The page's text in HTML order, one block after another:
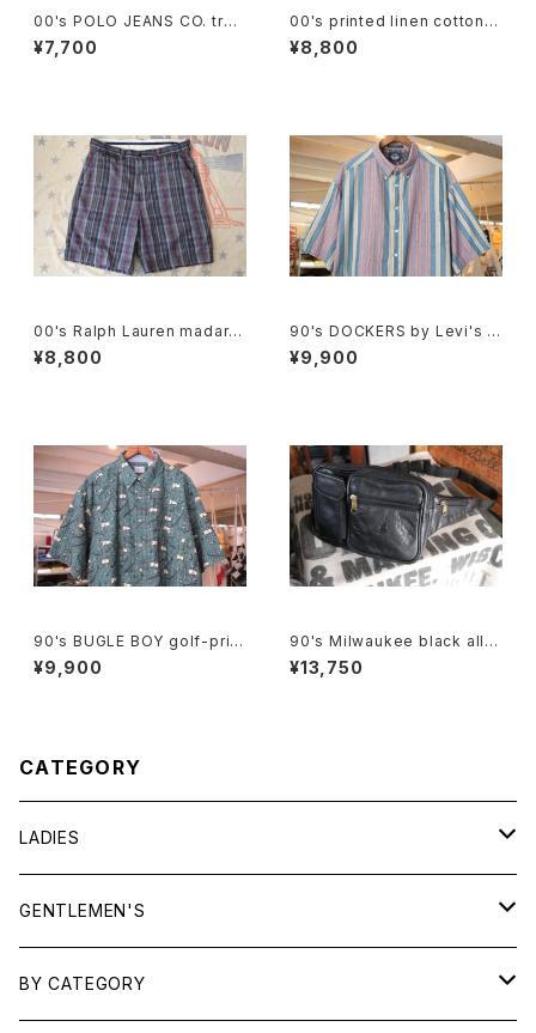
00's POLO JEANS CO. truc
k and field printed Tee
¥7,700
00's printed linen cotton s
hort Vest
¥8,800
00's Ralph Lauren madara
s plaid cotton Shorts
¥8,800
90's DOCKERS by Levi's m
ulti-stripe and botanical S
hirt
¥9,900
90's BUGLE BOY golf-print
cotton Shirt
¥9,900
90's Milwaukee black all-l
eather fanny Pack
¥13,750
CATEGORY
LADIES
TOPS
SHIRTS
OUTERWEAR
GENTLEMEN'S
TOPS
BY CATEGORY